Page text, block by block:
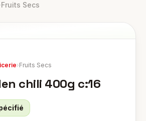
·Fruits Secs
›Fruits Secs
chili 400g c:16